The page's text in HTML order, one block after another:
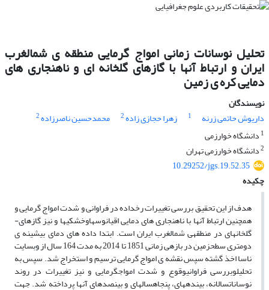
تحلیل نوسانات زمانی امواج گرمایی منطقه ی شمالغرب
ایران و ارتباط آنها با گازهای گلخانه ای و ناهنجاری های
دمایی کره ی زمین
نویسندگان
داریوش حاتمی زرنه
1 زهرا حجازی زاده2 محمدحسین ناصرزاده2
1 دانشگاه خوارزمی
2دانشگاه خوارزمی تهران
10.29252/jgs.19.52.35
چکیده
هدف از این تحقیق بررسی تغییرات رخ­داده در فراوانی و شدت امواج ­گرمایی و
همچنین ارتباط آنها با ناهنجاری های دمایی اقیانوس­­هاو­خشکی­ها و نیز گازهای­
گلخانه­ای در منطقه­ی شمال­غرب ایران است. ابتدا داده­ های دمای بیشینه­ ی
دومتری سطح­زمین در بازه­ی زمانی 1851 تا 2014 به مدت 164 سال از وب­سایت
ناسا اخذ گشته سپس نقشه­ ی امواج­ گرمایی ترسیم و استخراج شد. سپس به
تحلیل­وبررسی فراوانی­وقوع و شدت امواج­گرمایی و نیز تغییرات در روند
نوسانات­سالانه، بین­دهه­ای، پنجاه­ساله­ای و بین­صده­ای آن­ها پرداخته شد. جهت